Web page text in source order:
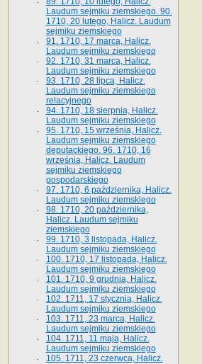
Laudum sejmiku ziemskiego. 90.
1710, 20 lutego, Halicz. Laudum
sejmiku ziemskiego
91. 1710, 17 marca, Halicz.
Laudum sejmiku ziemskiego
92. 1710, 31 marca, Halicz.
Laudum sejmiku ziemskiego
93. 1710, 28 lipca, Halicz.
Laudum sejmiku ziemskiego
relacyjnego
94. 1710, 18 sierpnia, Halicz.
Laudum sejmiku ziemskiego
95. 1710, 15 września, Halicz.
Laudum sejmiku ziemskiego
deputackiego. 96. 1710, 16
września, Halicz. Laudum
sejmiku ziemskiego
gospodarskiego
97. 1710, 6 października, Halicz.
Laudum sejmiku ziemskiego
98. 1710, 20 października,
Halicz. Laudum sejmiku
ziemskiego
99. 1710, 3 listopada, Halicz.
Laudum sejmiku ziemskiego
100. 1710, 17 listopada, Halicz.
Laudum sejmiku ziemskiego
101. 1710, 9 grudnia, Halicz.
Laudum sejmiku ziemskiego
102. 1711, 17 stycznia, Halicz.
Laudum sejmiku ziemskiego
103. 1711, 23 marca, Halicz.
Laudum sejmiku ziemskiego
104. 1711, 11 maja, Halicz.
Laudum sejmiku ziemskiego
105. 1711, 23 czerwca, Halicz.